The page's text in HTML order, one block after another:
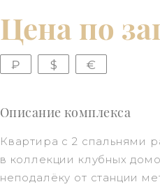
Цена по
₽ $ €
Описание комплекса
Квартира с 2 спальнями
в коллекции клубных
неподалёку от станции